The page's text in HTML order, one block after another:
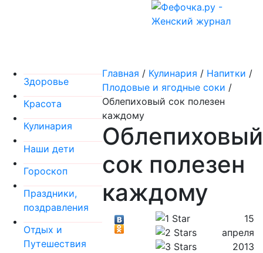
Здоровье
Красота
Кулинария
Наши дети
Гороскоп
Праздники,
поздравления
Отдых и
Путешествия
Главная / Кулинария / Напитки /
Плодовые и ягодные соки /
Облепиховый сок полезен
каждому
Облепиховый
сок полезен
каждому
15
апреля
2013